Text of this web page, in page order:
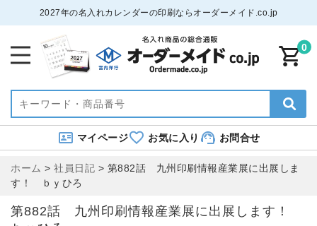
2027年の名入れカレンダーの印刷ならオーダーメイド.co.jp
0
マイページ お気に入り お問合せ
ホーム > 社員日記 > 第882話 九州印刷情報産業展に出展しま
す！ ｂｙひろ
第882話 九州印刷情報産業展に出展します！